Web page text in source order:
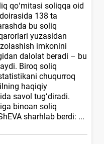
qoʻmitasi soliqqa oid
138 ta
bu soliq
yuzasidan
imkonini
dalolat beradi – bu
Biroq soliq
chuqurroq
haqiqiy
savol tugʻdiradi.
binoan soliq
sharhlab berdi: ...